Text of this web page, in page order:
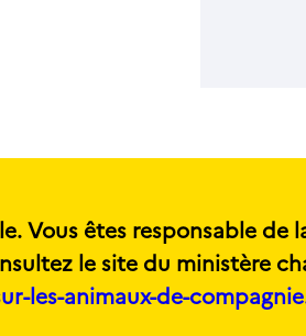
Vous êtes responsable
le site du ministère
les-animaux-de-